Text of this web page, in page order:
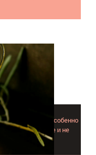
решение, особенно
и своем кошельке и не